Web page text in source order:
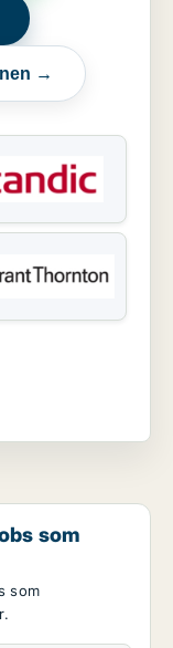
→
som
som